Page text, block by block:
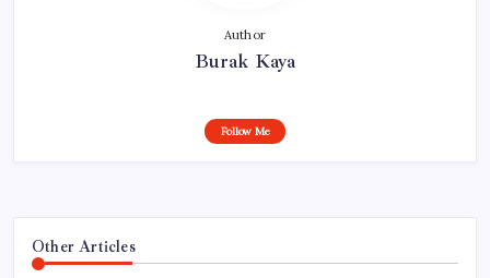
Author
Burak Kaya
Follow Me
Other Articles